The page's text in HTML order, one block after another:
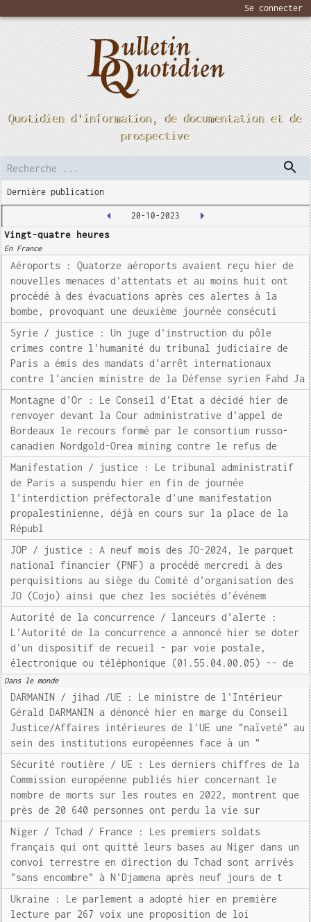
Se connecter
Quotidien d'information, de documentation et de
prospective
Dernière publication
20-10-2023
Vingt-quatre heures
En France
Aéroports : Quatorze aéroports avaient reçu hier de
nouvelles menaces d'attentats et au moins huit ont
procédé à des évacuations après ces alertes à la
bombe, provoquant une deuxième journée consécuti
Syrie / justice : Un juge d'instruction du pôle
crimes contre l'humanité du tribunal judiciaire de
Paris a émis des mandats d'arrêt internationaux
contre l'ancien ministre de la Défense syrien Fahd Ja
Montagne d'Or : Le Conseil d'Etat a décidé hier de
renvoyer devant la Cour administrative d'appel de
Bordeaux le recours formé par le consortium russo-
canadien Nordgold-Orea mining contre le refus de
Manifestation / justice : Le tribunal administratif
de Paris a suspendu hier en fin de journée
l'interdiction préfectorale d'une manifestation
propalestinienne, déjà en cours sur la place de la
Républ
JOP / justice : A neuf mois des JO-2024, le parquet
national financier (PNF) a procédé mercredi à des
perquisitions au siège du Comité d'organisation des
JO (Cojo) ainsi que chez les sociétés d'événem
Autorité de la concurrence / lanceurs d'alerte :
L'Autorité de la concurrence a annoncé hier se doter
d'un dispositif de recueil - par voie postale,
électronique ou téléphonique (01.55.04.00.05) -- de
Dans le monde
DARMANIN / jihad /UE : Le ministre de l'Intérieur
Gérald DARMANIN a dénoncé hier en marge du Conseil
Justice/Affaires intérieures de l'UE une "naïveté" au
sein des institutions européennes face à un "
Sécurité routière / UE : Les derniers chiffres de la
Commission européenne publiés hier concernant le
nombre de morts sur les routes en 2022, montrent que
près de 20 640 personnes ont perdu la vie sur
Niger / Tchad / France : Les premiers soldats
français qui ont quitté leurs bases au Niger dans un
convoi terrestre en direction du Tchad sont arrivés
"sans encombre" à N'Djamena après neuf jours de t
Ukraine : Le parlement a adopté hier en première
lecture par 267 voix une proposition de loi